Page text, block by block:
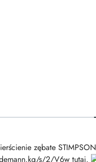
zębate
s/2/V6w tutaj.